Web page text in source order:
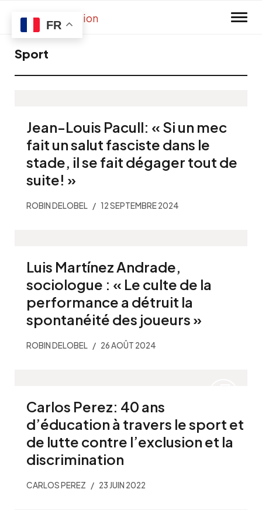
Sport
Jean-Louis Pacull: « Si un mec
fait un salut fasciste dans le
stade, il se fait dégager tout de
suite! »
ROBIN DELOBEL 12 SEPTEMBRE 2024
Luis Martínez Andrade,
sociologue : « Le culte de la
performance a détruit la
spontanéité des joueurs »
ROBIN DELOBEL 26 AOÛT 2024
Carlos Perez: 40 ans
d’éducation à travers le sport et
de lutte contre l’exclusion et la
discrimination
CARLOS PEREZ 23 JUIN 2022
FR